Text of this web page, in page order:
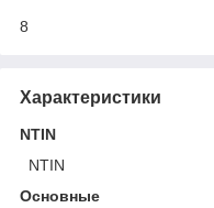
8
Характеристики
NTIN
NTIN
Основные